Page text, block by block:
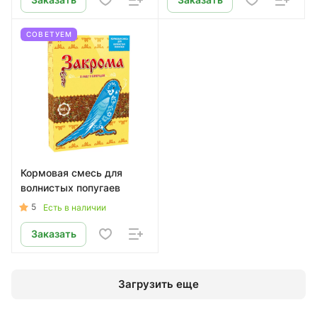
СОВЕТУЕМ
Кормовая смесь для
волнистых попугаев
5 Есть в наличии
Заказать
Загрузить еще